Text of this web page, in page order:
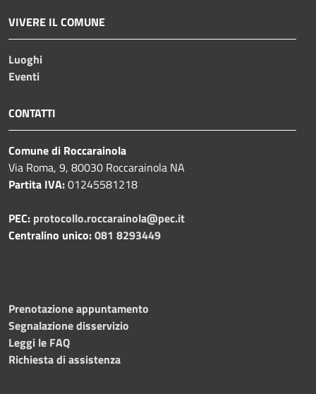
VIVERE IL COMUNE
Luoghi
Eventi
CONTATTI
Comune di Roccarainola
Via Roma, 9, 80030 Roccarainola NA
Partita IVA:01245581218
PEC: protocollo.roccarainola@pec.it
Centralino unico:081 8293449
Prenotazione appuntamento
Segnalazione disservizio
Leggi le FAQ
Richiesta di assistenza